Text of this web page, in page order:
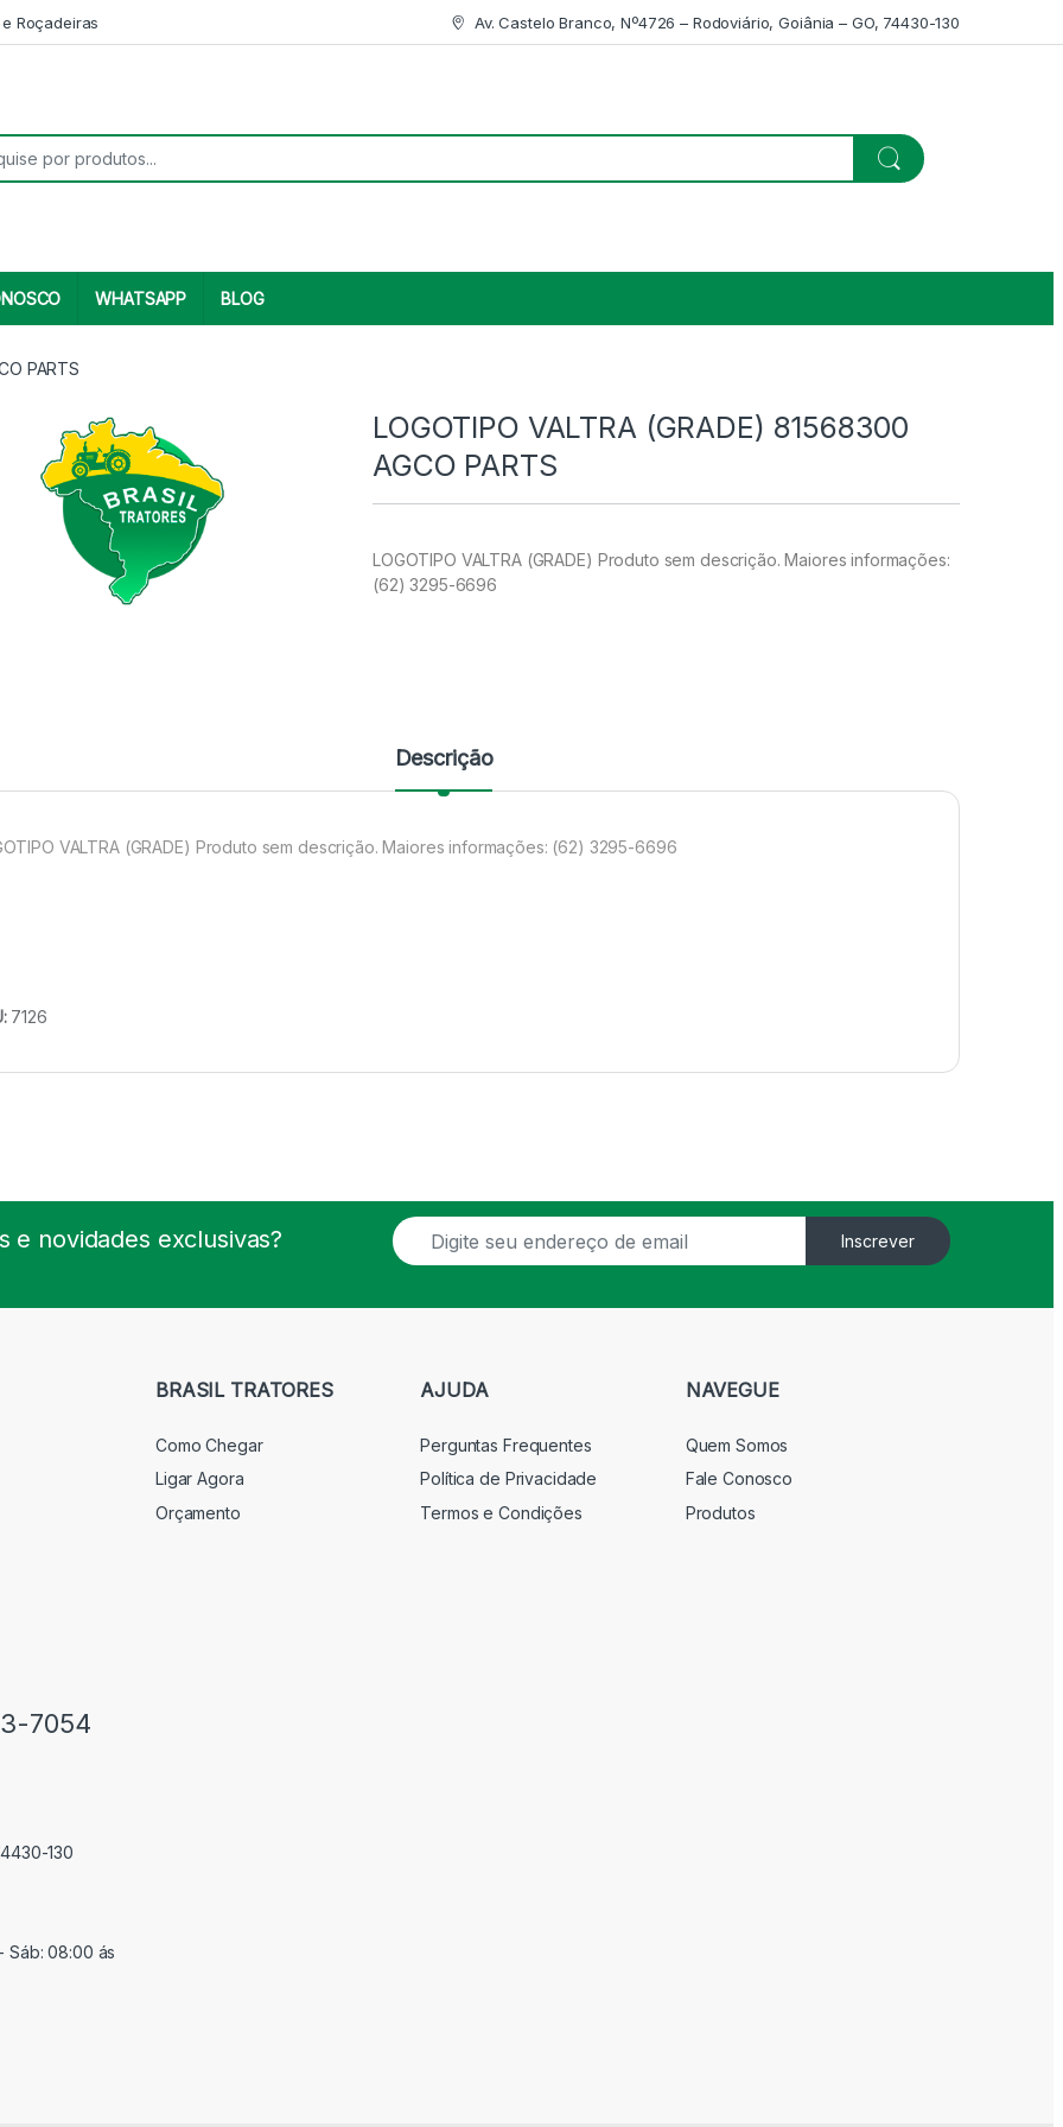
Roçadeiras Av. Castelo Branco, Nº4726 – Rodoviário, Goiânia – GO, 74430-130
WHATSAPP BLOG
PARTS
LOGOTIPO VALTRA (GRADE) 81568300
AGCO PARTS
LOGOTIPO VALTRA (GRADE) Produto sem descrição. Maiores informações:
(62) 3295-6696
Descrição
VALTRA (GRADE) Produto sem descrição. Maiores informações: (62) 3295-6696
7126
novidades exclusivas?
E
m
Inscrever
7054
130
Sáb: 08:00 ás
BRASIL TRATORES
Como Chegar
Ligar Agora
Orçamento
AJUDA
Perguntas Frequentes
Política de Privacidade
Termos e Condições
NAVEGUE
Quem Somos
Fale Conosco
Produtos